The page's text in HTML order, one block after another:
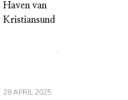
Haven van
Kristiansund
28 APRIL 2025